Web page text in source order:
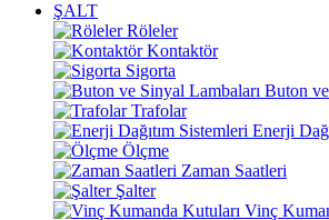
ŞALT
Röleler
Kontaktör
Sigorta
Buton
Trafolar
Enerji
Ölçme
Zaman Saatleri
Şalter
Vinç